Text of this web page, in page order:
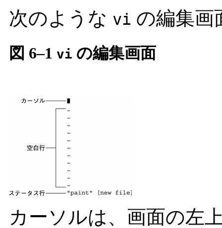
次のような vi の編集画
図 6–1 vi の編集画面
カーソルは、画面の左